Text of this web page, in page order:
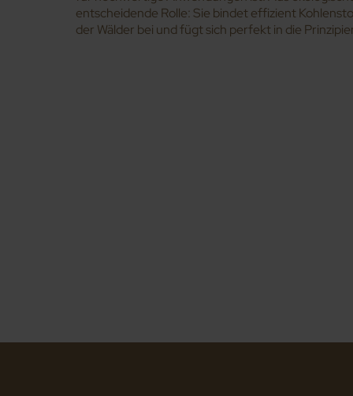
entscheidende Rolle: Sie bindet effizient
der Wälder bei und fügt sich perfekt in die